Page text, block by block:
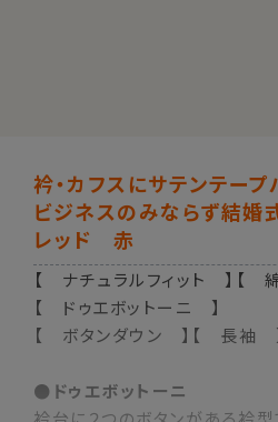
衿・カフスにサテンテー
ビジネスのみならず結婚
レッド 赤
【 ナチュラルフィット 】【
【 ドゥエボットーニ 】
【 ボタンダウン 】【 長袖
●ドゥエボットーニ